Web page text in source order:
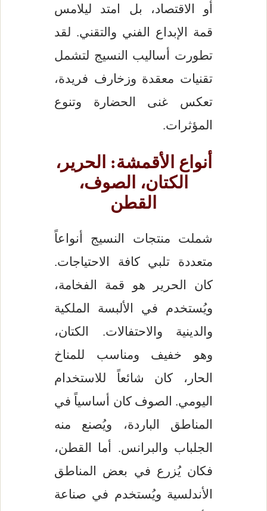
أو الاقتصاد، بل امتد ليلامس
قمة الإبداع الفني والتقني. لقد
تطورت أساليب النسيج لتشمل
تقنيات معقدة وزخارف فريدة،
تعكس غنى الحضارة وتنوع
المؤثرات.
أنواع الأقمشة: الحرير،
الكتان، الصوف،
القطن
شملت منتجات النسيج أنواعاً
متعددة تلبي كافة الاحتياجات.
كان الحرير هو قمة الفخامة،
ويُستخدم في الألبسة الملكية
والدينية والاحتفالات. الكتان،
وهو خفيف ومناسب للمناخ
الحار، كان شائعاً للاستخدام
اليومي. الصوف كان أساسياً في
المناطق الباردة، ويُصنع منه
الجلباب والبرانس. أما القطن،
فكان يُزرع في بعض المناطق
الأندلسية ويُستخدم في صناعة